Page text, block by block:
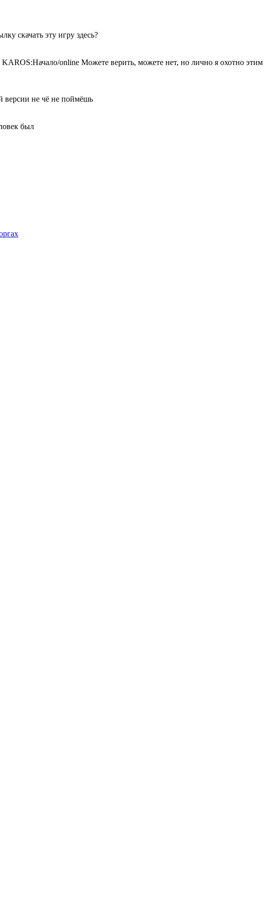
скачать эту игру здесь?
online Можете верить, можете нет, но лично я охотно этим
версии не чё не поймёшь
был